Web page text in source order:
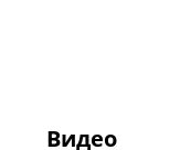
Видео